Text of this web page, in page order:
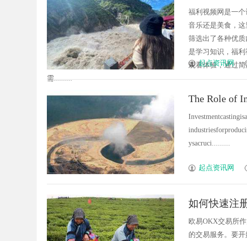
福利视频网是一
音乐还是美食，
筛选出了各种优
是学习知识，福
观看体验，通过
需.........
起点资讯网
The Role of
Industry
ysacruci.........
起点资讯网
如何快速注
欧易OKX交易所
的交易服务。要
武汉配眼镜 上海配眼镜 云电
代平